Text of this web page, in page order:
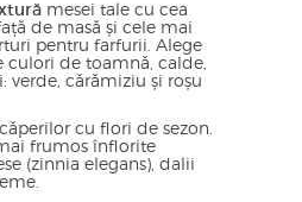
mesei tale cu cea
de masă și cele mai
pentru farfurii. Alege
culori de toamnă, calde,
verde, cărămiziu și roșu
cu flori de sezon.
frumos înflorite
(zinnia elegans), dalii